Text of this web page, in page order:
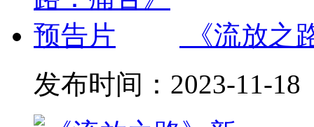
《流放之
发布时间： 2023-11-18